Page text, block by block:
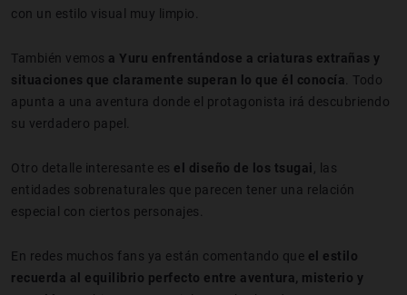
con un estilo visual muy limpio.
También vemos a Yuru enfrentándose a criaturas extrañas y
situaciones que claramente superan lo que él conocía . Todo
apunta a una aventura donde el protagonista irá descubriendo
su verdadero papel.
Otro detalle interesante es el diseño de los tsugai , las
entidades sobrenaturales que parecen tener una relación
especial con ciertos personajes.
En redes muchos fans ya están comentando que el estilo
recuerda al equilibrio perfecto entre aventura, misterio y